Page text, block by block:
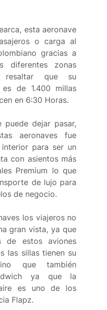
esta aeronave
o carga al
gracias a
diferentes zonas
resaltar que su
de 1.400 millas
en 6:30 Horas.
dejar pasar,
aeronaves fue
para ser un
con asientos más
Premium lo que
de lujo para
de negocio.
los viajeros no
gran vista, ya que
de estos aviones
las sillas tienen su
que también
ya que la
es uno de los
Flapz.